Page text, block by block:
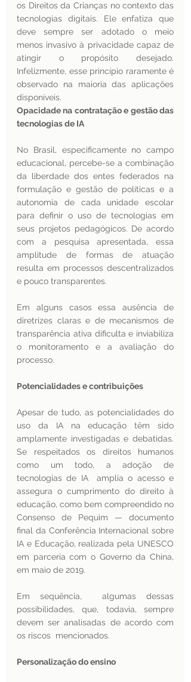
os Direitos da Crianças no contexto das
tecnologias digitais. Ele enfatiza que
deve sempre ser adotado o meio
menos invasivo à privacidade capaz de
atingir o propósito desejado.
Infelizmente, esse princípio raramente é
observado na maioria das aplicações
disponíveis.
Opacidade na contratação e gestão das
tecnologias de IA
No Brasil, especificamente no campo
educacional, percebe-se a combinação
da liberdade dos entes federados na
formulação e gestão de políticas e a
autonomia de cada unidade escolar
para definir o uso de tecnologias em
seus projetos pedagógicos. De acordo
com a pesquisa apresentada, essa
amplitude de formas de atuação
resulta em processos descentralizados
e pouco transparentes.
Em alguns casos essa ausência de
diretrizes claras e de mecanismos de
transparência ativa dificulta e inviabiliza
o monitoramento e a avaliação do
processo.
Potencialidades e contribuições
Apesar de tudo, as potencialidades do
uso da IA na educação têm sido
amplamente investigadas e debatidas.
Se respeitados os direitos humanos
como um todo, a adoção de
tecnologias de IA  amplia o acesso e
assegura o cumprimento do direito à
educação, como bem compreendido no
Consenso de Pequim — documento
final da Conferência Internacional sobre
IA e Educação, realizada pela UNESCO
em parceria com o Governo da China,
em maio de 2019.
Em sequência,  algumas dessas
possibilidades, que, todavia, sempre
devem ser analisadas de acordo com
os riscos  mencionados.
Personalização do ensino